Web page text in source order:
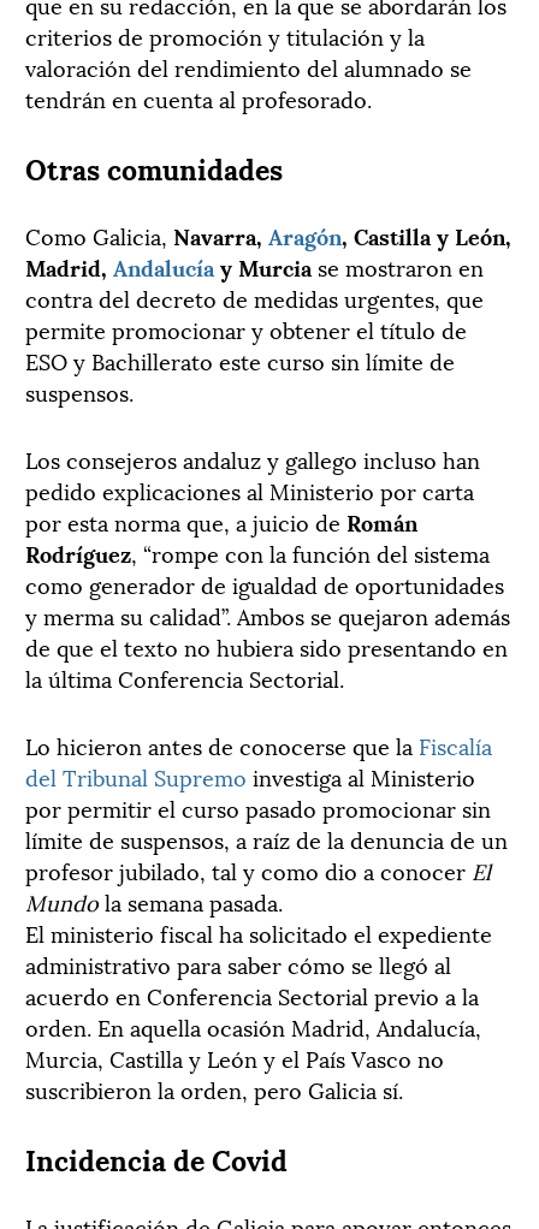
criterios de promoción y titulación y la
valoración del rendimiento del alumnado se
tendrán en cuenta al profesorado.
Otras comunidades
Como Galicia, Navarra, Aragón, Castilla y León,
Madrid, Andalucía y Murcia se mostraron en
contra del decreto de medidas urgentes, que
permite promocionar y obtener el título de
ESO y Bachillerato este curso sin límite de
suspensos.
Los consejeros andaluz y gallego incluso han
pedido explicaciones al Ministerio por carta
por esta norma que, a juicio de Román
Rodríguez, “rompe con la función del sistema
como generador de igualdad de oportunidades
y merma su calidad”. Ambos se quejaron además
de que el texto no hubiera sido presentando en
la última Conferencia Sectorial.
Lo hicieron antes de conocerse que la Fiscalía
del Tribunal Supremo investiga al Ministerio
por permitir el curso pasado promocionar sin
límite de suspensos, a raíz de la denuncia de un
profesor jubilado, tal y como dio a conocer El
Mundola semana pasada.
El ministerio fiscal ha solicitado el expediente
administrativo para saber cómo se llegó al
acuerdo en Conferencia Sectorial previo a la
orden. En aquella ocasión Madrid, Andalucía,
Murcia, Castilla y León y el País Vasco no
suscribieron la orden, pero Galicia sí.
Incidencia de Covid